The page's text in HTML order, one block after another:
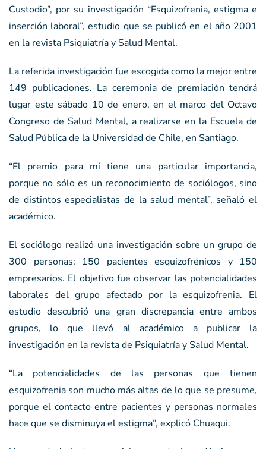
Custodio”, por su investigación “Esquizofrenia, estigma e
inserción laboral”, estudio que se publicó en el año 2001
en la revista Psiquiatría y Salud Mental.
La referida investigación fue escogida como la mejor entre
149 publicaciones. La ceremonia de premiación tendrá
lugar este sábado 10 de enero, en el marco del Octavo
Congreso de Salud Mental, a realizarse en la Escuela de
Salud Pública de la Universidad de Chile, en Santiago.
“El premio para mí tiene una particular importancia,
porque no sólo es un reconocimiento de sociólogos, sino
de distintos especialistas de la salud mental”, señaló el
académico.
El sociólogo realizó una investigación sobre un grupo de
300 personas: 150 pacientes esquizofrénicos y 150
empresarios. El objetivo fue observar las potencialidades
laborales del grupo afectado por la esquizofrenia. El
estudio descubrió una gran discrepancia entre ambos
grupos, lo que llevó al académico a publicar la
investigación en la revista de Psiquiatría y Salud Mental.
“La potencialidades de las personas que tienen
esquizofrenia son mucho más altas de lo que se presume,
porque el contacto entre pacientes y personas normales
hace que se disminuya el estigma”, explicó Chuaqui.